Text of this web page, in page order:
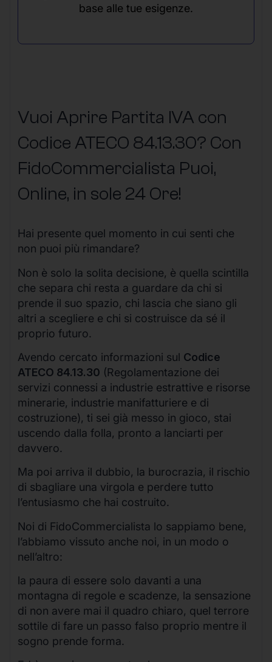
base alle tue esigenze.
Vuoi Aprire Partita IVA con
Codice ATECO 84.13.30? Con
FidoCommercialista Puoi,
Online, in sole 24 Ore!
Hai presente quel momento in cui senti che
non puoi più rimandare?
Non è solo la solita decisione, è quella scintilla
che separa chi resta a guardare da chi si
prende il suo spazio, chi lascia che siano gli
altri a scegliere e chi si costruisce da sé il
proprio futuro.
Avendo cercato informazioni sul Codice
ATECO 84.13.30 (Regolamentazione dei
servizi connessi a industrie estrattive e risorse
minerarie, industrie manifatturiere e di
costruzione), ti sei già messo in gioco, stai
uscendo dalla folla, pronto a lanciarti per
davvero.
Ma poi arriva il dubbio, la burocrazia, il rischio
di sbagliare una virgola e perdere tutto
l’entusiasmo che hai costruito.
Noi di FidoCommercialista lo sappiamo bene,
l’abbiamo vissuto anche noi, in un modo o
nell’altro:
la paura di essere solo davanti a una
montagna di regole e scadenze, la sensazione
di non avere mai il quadro chiaro, quel terrore
sottile di fare un passo falso proprio mentre il
sogno prende forma.